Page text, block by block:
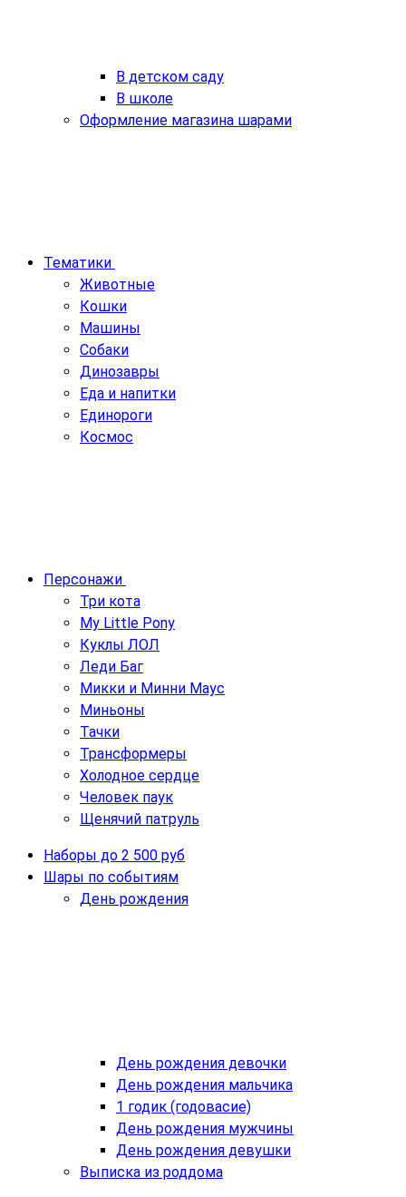
В детском саду
В школе
Оформление магазина шарами
Тематики
Животные
Кошки
Машины
Собаки
Динозавры
Еда и напитки
Единороги
Космос
Персонажи
Три кота
My Little Pony
Куклы ЛОЛ
Леди Баг
Микки и Минни Маус
Миньоны
Тачки
Трансформеры
Холодное сердце
Человек паук
Щенячий патруль
Наборы до 2 500 руб
Шары по событиям
День рождения
День рождения девочки
День рождения мальчика
1 годик (годовасие)
День рождения мужчины
День рождения девушки
Выписка из роддома